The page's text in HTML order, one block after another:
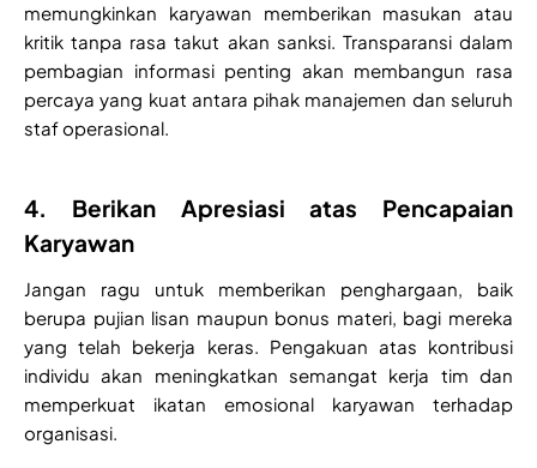
memungkinkan karyawan memberikan masukan atau
kritik tanpa rasa takut akan sanksi. Transparansi dalam
pembagian informasi penting akan membangun rasa
percaya yang kuat antara pihak manajemen dan seluruh
staf operasional.
4. Berikan Apresiasi atas Pencapaian
Karyawan
Jangan ragu untuk memberikan penghargaan, baik
berupa pujian lisan maupun bonus materi, bagi mereka
yang telah bekerja keras. Pengakuan atas kontribusi
individu akan meningkatkan semangat kerja tim dan
memperkuat ikatan emosional karyawan terhadap
organisasi.